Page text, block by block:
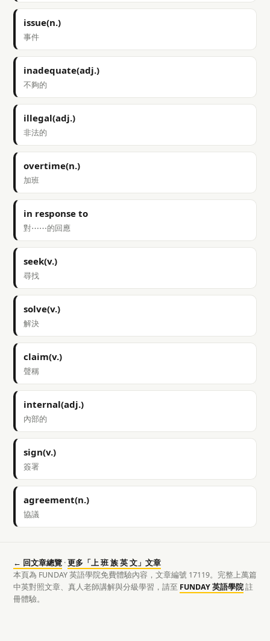
issue(n.)
事件
inadequate(adj.)
不夠的
illegal(adj.)
非法的
overtime(n.)
加班
in response to
對⋯⋯的回應
seek(v.)
尋找
solve(v.)
解決
claim(v.)
聲稱
internal(adj.)
內部的
sign(v.)
簽署
agreement(n.)
協議
← 回文章總覽 ·更多「上 班 族 英 文」文章
本頁為 FUNDAY 英語學院免費體驗內容，文章編號 17119。完整上萬篇
中英對照文章、真人老師講解與分級學習，請至 FUNDAY 英語學院註
冊體驗。